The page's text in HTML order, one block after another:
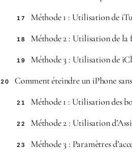
17 Méthode 1 : Utilisation de
18 Méthode 2 : Utilisation de
19 Méthode 3 : Utilisation de
20 Comment éteindre un iPhone
21 Méthode 1 : Utilisation des
22 Méthode 2 : Utilisation
23 Méthode 3 : Paramètres